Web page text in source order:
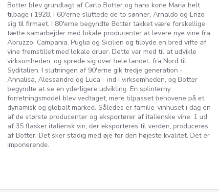
Botter blev grundlagt af Carlo Botter og hans kone Maria helt
tilbage i 1928. I 60'erne sluttede de to sønner, Arnaldo og Enzo
sig til firmaet. I 80'erne begyndte Botter takket være forskellige
tætte samarbejder med lokale producenter at levere nye vine fra
Abruzzo, Campania, Puglia og Sicilien og tilbyde en bred vifte af
vine fremstillet med lokale druer. Dette var med til at udvikle
virksomheden, og sprede sig over hele landet, fra Nord til
Syditalien. I slutningen af 90'erne gik tredje generation -
Annalisa, Alessandro og Luca - ind i virksomheden, og Botter
begyndte at se en yderligere udvikling. En splinterny
forretningsmodel blev vedtaget, mere tilpasset behovene på et
dynamisk og globalt marked. Således er familie-vinhuset i dag en
af de største producenter og eksportører af italienske vine. 1 ud
af 35 flasker italiensk vin, der eksporteres til verden, produceres
af Botter. Det sker stadig med øje for den højeste kvalitet. Det er
imponerende.